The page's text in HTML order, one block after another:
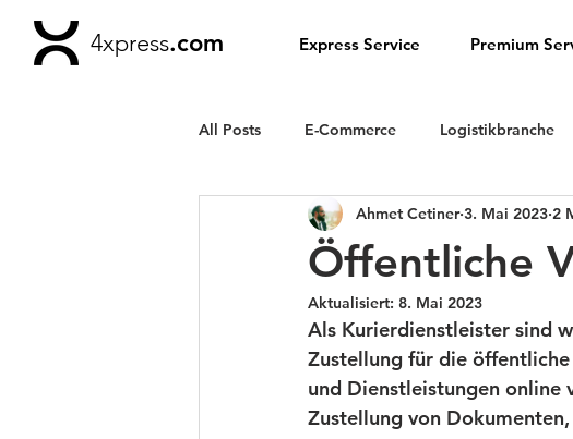
4xpress.com Express Service Premium
All Posts E-Commerce Logistikbranche
Architektur- und Ingenieurbüros
Versicherungen Werbeagenturen
Banken und Finanzdienstleistung
Öffentliche
Ahmet Cetiner 3. Mai 2023 2
Aktualisiert: 8. Mai 2023
Als Kurierdienstleister sind
Zustellung für die
und Dienstleistungen online
Zustellung von